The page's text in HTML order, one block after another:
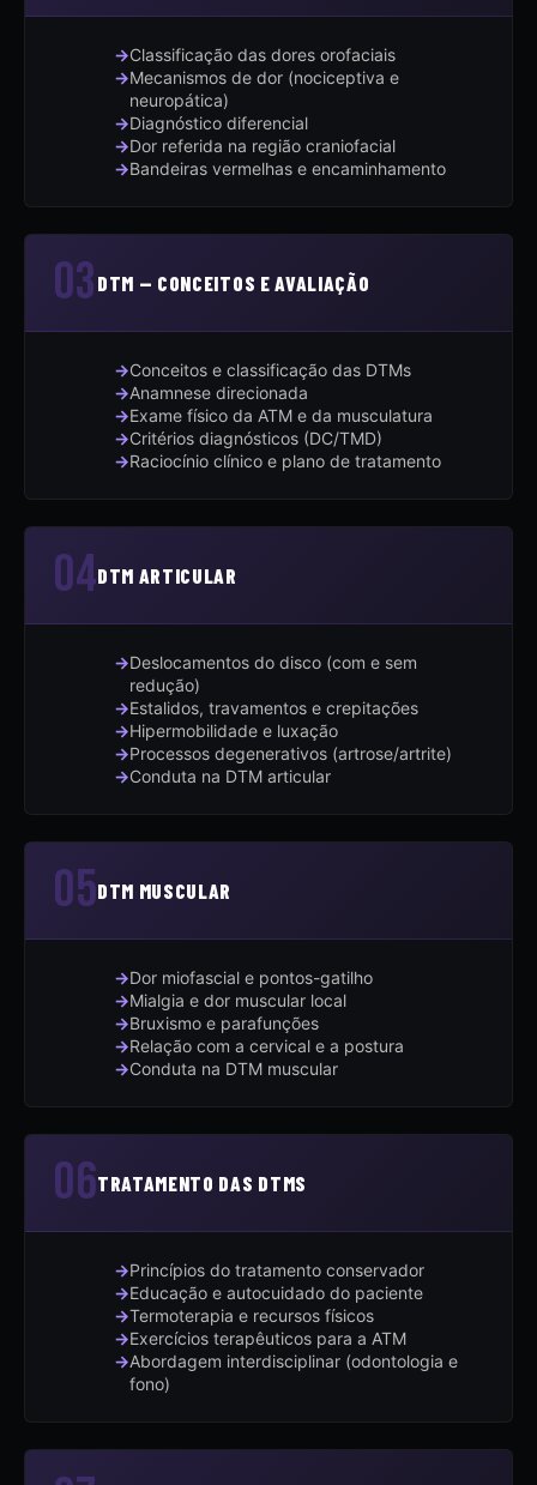
Classificação das dores orofaciais
Mecanismos de dor (nociceptiva e
neuropática)
Diagnóstico diferencial
Dor referida na região craniofacial
Bandeiras vermelhas e encaminhamento
03 DTM — CONCEITOS E AVALIAÇÃO
Conceitos e classificação das DTMs
Anamnese direcionada
Exame físico da ATM e da musculatura
Critérios diagnósticos (DC/TMD)
Raciocínio clínico e plano de tratamento
04DTM ARTICULAR
Deslocamentos do disco (com e sem
redução)
Estalidos, travamentos e crepitações
Hipermobilidade e luxação
Processos degenerativos (artrose/artrite)
Conduta na DTM articular
05DTM MUSCULAR
Dor miofascial e pontos-gatilho
Mialgia e dor muscular local
Bruxismo e parafunções
Relação com a cervical e a postura
Conduta na DTM muscular
06TRATAMENTO DAS DTMS
Princípios do tratamento conservador
Educação e autocuidado do paciente
Termoterapia e recursos físicos
Exercícios terapêuticos para a ATM
Abordagem interdisciplinar (odontologia e
fono)